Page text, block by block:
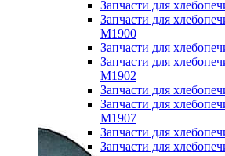
Запчасти для
Запчасти для
M1900
Запчасти для
Запчасти для
M1902
Запчасти для
Запчасти для
M1907
Запчасти для
Запчасти для